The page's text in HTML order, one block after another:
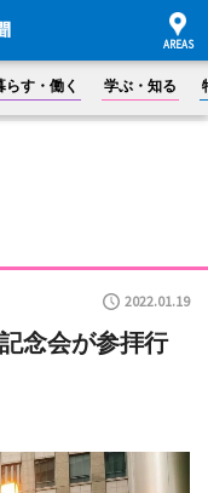
らす・働く 学ぶ・知る
2022.01.19
念会が参拝行